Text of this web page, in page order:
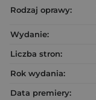
Rodzaj oprawy:
Wydanie:
Liczba stron:
Rok wydania:
Data premiery: